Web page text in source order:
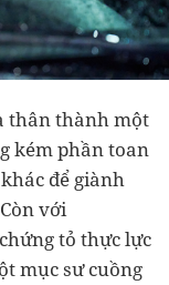
thân thành một
kém phần toan
để giành
với
tỏ thực lực
mục sư cuồng